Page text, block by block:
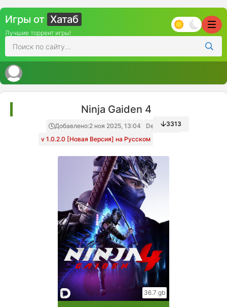
Игры от Хатаб
Лучшие торрент игры!
Ninja Gaiden 4
Добавлено:2 ноя 2025, 13:04
Decepticon
v 1.0.2.0 [Новая Версия] на Русском
3313
36.7 gb